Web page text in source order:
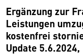
Ergänzung zur
Leistungen
kostenfrei
Update